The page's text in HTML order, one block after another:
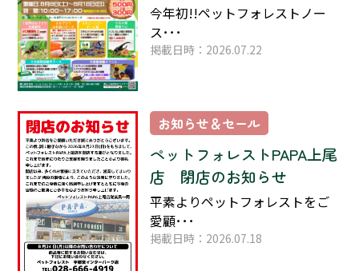
今年初!!ペットフォレストノー
ス･･･
掲載日時：2026.07.22
お知らせ＆セール
ペットフォレストPAPA上尾
店 閉店のお知らせ
平素よりペットフォレストをご
愛顧･･･
掲載日時：2026.07.18